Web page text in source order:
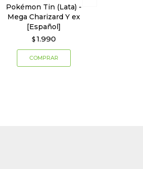
Pokémon Tin (Lata) -
Mega Charizard Y ex
[Español]
$ 1.990